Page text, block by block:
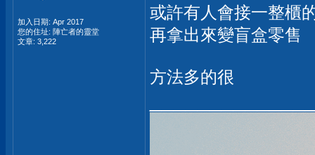
加入日期: Apr 2017
您的住址: 陣亡者的靈堂
文章: 3,222
或許有人會接一整櫃
再拿出來變盲盒零售
方法多的很